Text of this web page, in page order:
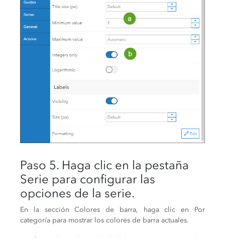
Paso 5. Haga clic en la pestaña
Serie para configurar las
opciones de la serie.
En la sección Colores de barra, haga clic en Por
categoría para mostrar los colores de barra actuales.